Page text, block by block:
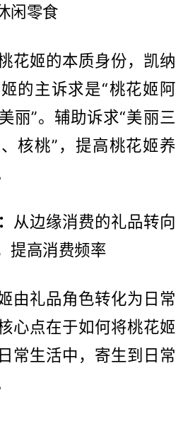
闲零食
花姬的本质身份，凯纳
的主诉求是“桃花姬阿
丽”。辅助诉求“美丽三
核桃”，提高桃花姬养
从边缘消费的礼品转向
提高消费频率
由礼品角色转化为日常
心点在于如何将桃花姬
常生活中，寄生到日常